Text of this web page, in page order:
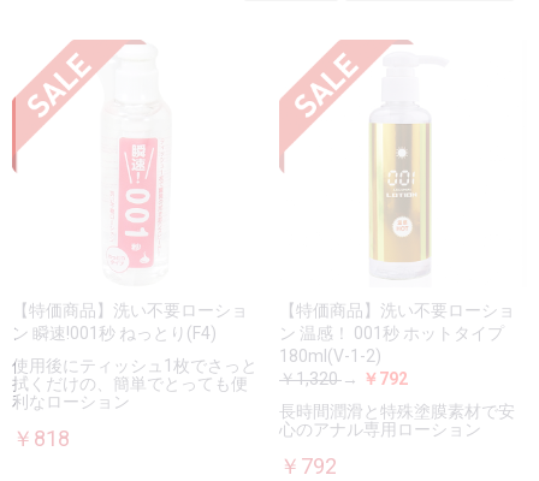
【特価商品】洗い不要ローショ
ン 瞬速!001秒 ねっとり(F4)
使用後にティッシュ1枚でさっと
拭くだけの、簡単でとっても便
利なローション
￥818
【特価商品】洗い不要ローショ
ン 温感！ 001秒 ホットタイプ
180ml(V-1-2)
￥1,320→ ￥792
長時間潤滑と特殊塗膜素材で安
心のアナル専用ローション
￥792